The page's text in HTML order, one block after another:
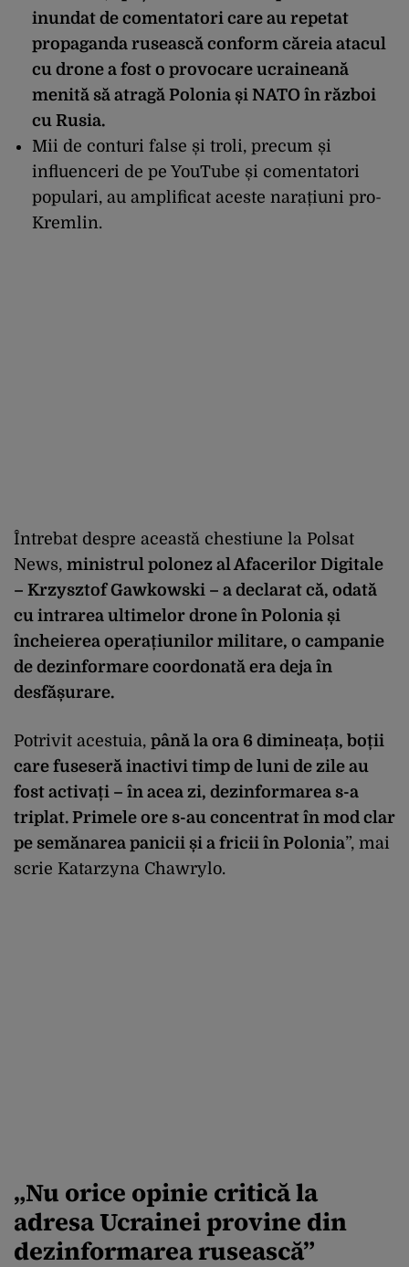
inundat de comentatori care au repetat
propaganda rusească conform căreia atacul
cu drone a fost o provocare ucraineană
menită să atragă Polonia și NATO în război
cu Rusia.
Mii de conturi false și troli, precum și
influenceri de pe YouTube și comentatori
populari, au amplificat aceste narațiuni pro-
Kremlin.
Întrebat despre această chestiune la Polsat
News, ministrul polonez al Afacerilor Digitale
– Krzysztof Gawkowski – a declarat că, odată
cu intrarea ultimelor drone în Polonia și
încheierea operațiunilor militare, o campanie
de dezinformare coordonată era deja în
desfășurare.
Potrivit acestuia, până la ora 6 dimineața, boții
care fuseseră inactivi timp de luni de zile au
fost activați – în acea zi, dezinformarea s-a
triplat. Primele ore s-au concentrat în mod clar
pe semănarea panicii și a fricii în Polonia”, mai
scrie Katarzyna Chawrylo.
„Nu orice opinie critică la
adresa Ucrainei provine din
dezinformarea rusească”